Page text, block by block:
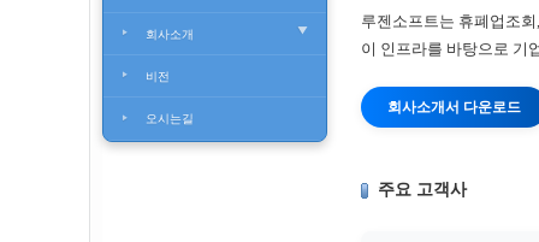
회사소개
비전
오시는길
루젠소프트는 휴폐업조
이 인프라를 바탕으로 기
회사소개서 다운로드
주요 고객사